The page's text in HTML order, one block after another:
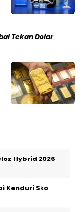
Tekan Dolar
Hybrid 2026
Kenduri Sko